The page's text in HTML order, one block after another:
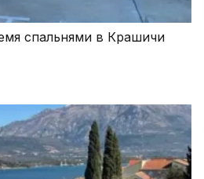
спальнями в Крашичи